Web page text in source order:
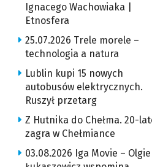
Ignacego Wachowiaka |
Etnosfera
25.07.2026 Trele morele –
technologia a natura
Lublin kupi 15 nowych
autobusów elektrycznych.
Ruszył przetarg
Z Hutnika do Chełma. 20-
zagra w Chełmiance
03.08.2026 Iga Movie –